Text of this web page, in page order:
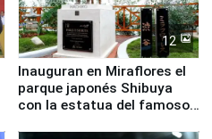
12
Inauguran en Miraflores el
parque japonés Shibuya
con la estatua del famoso